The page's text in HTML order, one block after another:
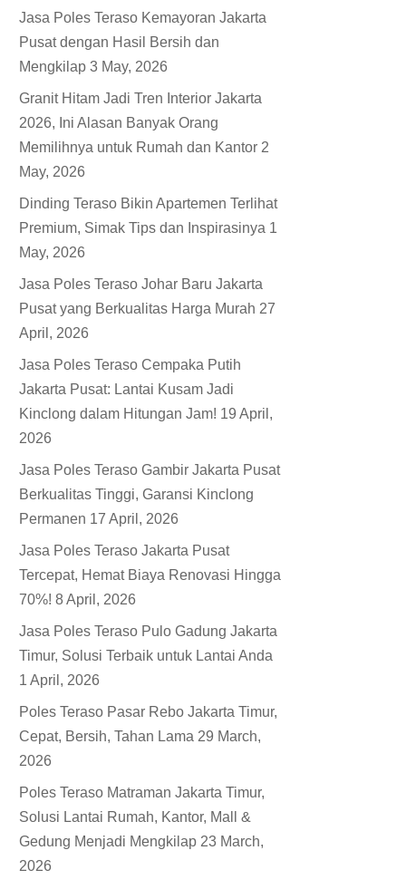
Jasa Poles Teraso Kemayoran Jakarta
Pusat dengan Hasil Bersih dan
Mengkilap 3 May, 2026
Granit Hitam Jadi Tren Interior Jakarta
2026, Ini Alasan Banyak Orang
Memilihnya untuk Rumah dan Kantor 2
May, 2026
Dinding Teraso Bikin Apartemen Terlihat
Premium, Simak Tips dan Inspirasinya 1
May, 2026
Jasa Poles Teraso Johar Baru Jakarta
Pusat yang Berkualitas Harga Murah 27
April, 2026
Jasa Poles Teraso Cempaka Putih
Jakarta Pusat: Lantai Kusam Jadi
Kinclong dalam Hitungan Jam! 19 April,
2026
Jasa Poles Teraso Gambir Jakarta Pusat
Berkualitas Tinggi, Garansi Kinclong
Permanen 17 April, 2026
Jasa Poles Teraso Jakarta Pusat
Tercepat, Hemat Biaya Renovasi Hingga
70%! 8 April, 2026
Jasa Poles Teraso Pulo Gadung Jakarta
Timur, Solusi Terbaik untuk Lantai Anda
1 April, 2026
Poles Teraso Pasar Rebo Jakarta Timur,
Cepat, Bersih, Tahan Lama 29 March,
2026
Poles Teraso Matraman Jakarta Timur,
Solusi Lantai Rumah, Kantor, Mall &
Gedung Menjadi Mengkilap 23 March,
2026